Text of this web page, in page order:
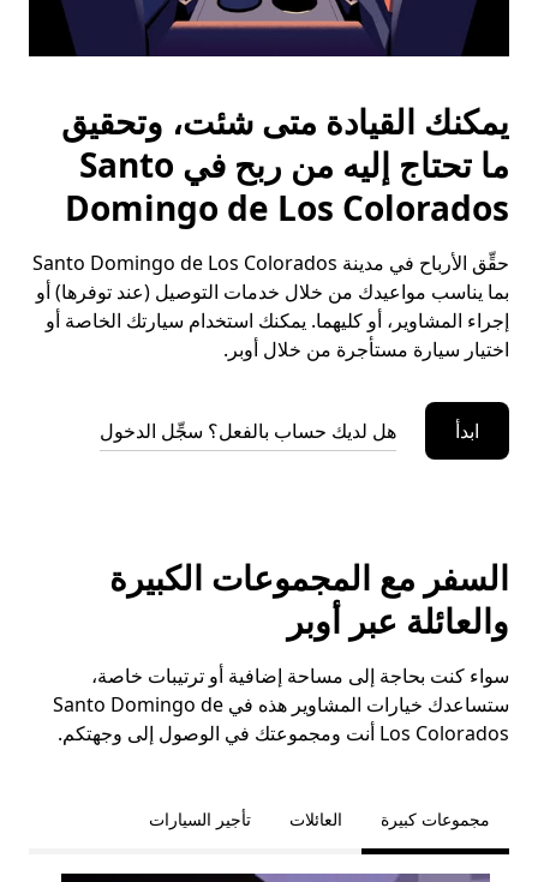
يمكنك القيادة متى شئت، وتحقيق
ما تحتاج إليه من ربح في Santo
Domingo de Los Colorados
حقِّق الأرباح في مدينة Santo Domingo de Los Colorados
بما يناسب مواعيدك من خلال خدمات التوصيل (عند توفرها) أو
إجراء المشاوير، أو كليهما. يمكنك استخدام سيارتك الخاصة أو
اختيار سيارة مستأجرة من خلال أوبر.
ابدأ هل لديك حساب بالفعل؟ سجِّل الدخول
السفر مع المجموعات الكبيرة
والعائلة عبر أوبر
سواء كنت بحاجة إلى مساحة إضافية أو ترتيبات خاصة،
ستساعدك خيارات المشاوير هذه في Santo Domingo de
Los Colorados أنت ومجموعتك في الوصول إلى وجهتكم.
مجموعات كبيرة العائلات تأجير السيارات